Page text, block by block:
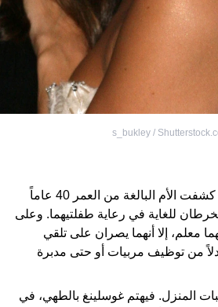
s_bukley /
بعد تأجيل حياتها المهنية، كشفت الأم البالغة من العمر 40 عاماً
للغاية في رعاية طفلتيهما. وعلى
معلم، إلا أنهما يصران على تلقي
من توظيف مربيات أو حتى مدبرة
المنزل. فيهتم غوسلينغ بالطهي، في